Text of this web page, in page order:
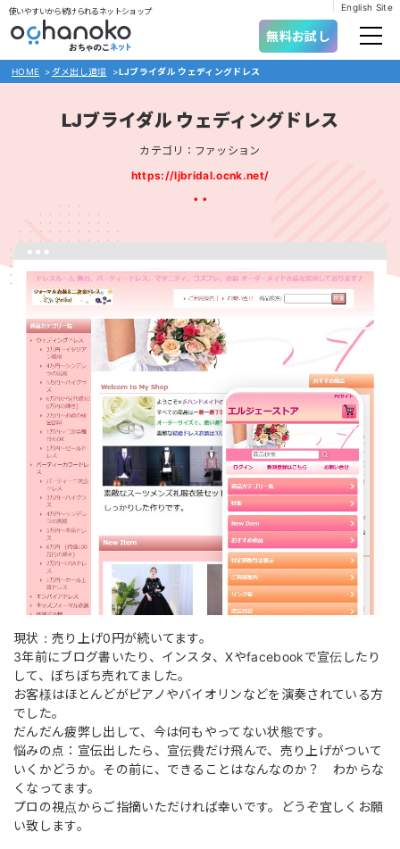
English Site
使いやすいから続けられるネットショップ
無料お試し
HOME > ダメ出し道場 >LJブライダル ウェディングドレス
LJブライダル ウェディングドレス
カテゴリ：ファッション
https://ljbridal.ocnk.net/
現状：売り上げ0円が続いてます。
3年前にブログ書いたり、インスタ、Xやfacebookで宣伝したり
して、ぼちぼち売れてました。
お客様はほとんどがピアノやバイオリンなどを演奏されている方
でした。
だんだん疲弊し出して、今は何もやってない状態です。
悩みの点：宣伝出したら、宣伝費だけ飛んで、売り上げがついて
いくかどうか。その前に、できることはなんなのか？ わからな
くなってます。
プロの視点からご指摘いただければ幸いです。どうぞ宜しくお願
い致します。